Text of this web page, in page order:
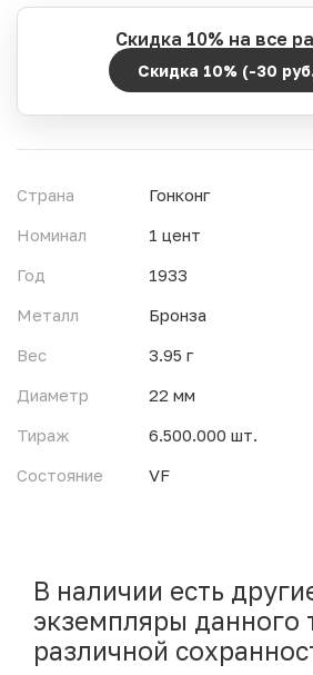
Скидка 10% на все
Скидка 10% (-30
Период действия акции:
1дн. ч.
Страна
Гонконг
Номинал
1 цент
Год
1933
Металл
Бронза
Вес
3.95 г
Диаметр
22 мм
Тираж
6.500.000 шт.
Состояние
VF
В наличии есть
экземпляры данного
различной